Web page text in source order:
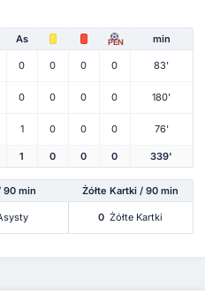
As PEN min
0 0 0 0 83'
0 0 0 0 180'
1 0 0 0 76'
1 0 0 0 339'
90 min Żółte Kartki / 90 min
0 Żółte Kartki